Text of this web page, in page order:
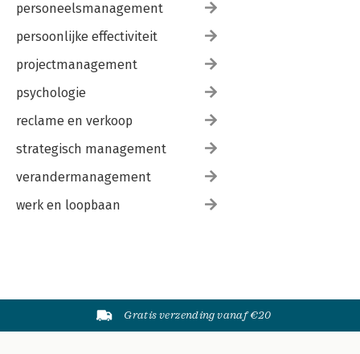
personeelsmanagement
persoonlijke effectiviteit
projectmanagement
psychologie
reclame en verkoop
strategisch management
verandermanagement
werk en loopbaan
Gratis verzending vanaf €20